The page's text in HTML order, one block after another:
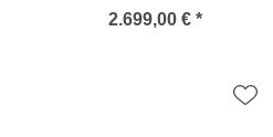
2.699,00 € *